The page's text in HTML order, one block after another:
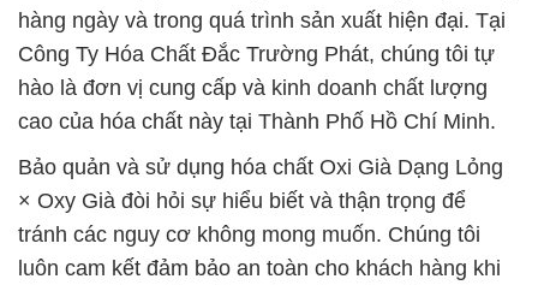
hàng ngày và trong quá trình sản xuất hiện đại. Tại
Công Ty Hóa Chất Đắc Trường Phát, chúng tôi tự
hào là đơn vị cung cấp và kinh doanh chất lượng
cao của hóa chất này tại Thành Phố Hồ Chí Minh.
Bảo quản và sử dụng hóa chất Oxi Già Dạng Lỏng
× Oxy Già đòi hỏi sự hiểu biết và thận trọng để
tránh các nguy cơ không mong muốn. Chúng tôi
luôn cam kết đảm bảo an toàn cho khách hàng khi